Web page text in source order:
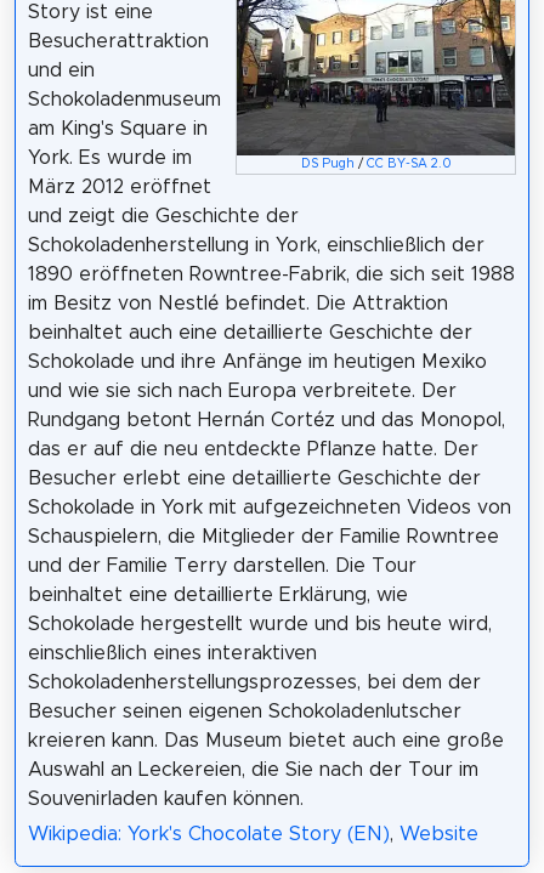
DS Pugh / CC BY-SA 2.0
Story ist eine
Besucherattraktion
und ein
Schokoladenmuseum
am King's Square in
York. Es wurde im
März 2012 eröffnet
und zeigt die Geschichte der
Schokoladenherstellung in York, einschließlich der
1890 eröffneten Rowntree-Fabrik, die sich seit 1988
im Besitz von Nestlé befindet. Die Attraktion
beinhaltet auch eine detaillierte Geschichte der
Schokolade und ihre Anfänge im heutigen Mexiko
und wie sie sich nach Europa verbreitete. Der
Rundgang betont Hernán Cortéz und das Monopol,
das er auf die neu entdeckte Pflanze hatte. Der
Besucher erlebt eine detaillierte Geschichte der
Schokolade in York mit aufgezeichneten Videos von
Schauspielern, die Mitglieder der Familie Rowntree
und der Familie Terry darstellen. Die Tour
beinhaltet eine detaillierte Erklärung, wie
Schokolade hergestellt wurde und bis heute wird,
einschließlich eines interaktiven
Schokoladenherstellungsprozesses, bei dem der
Besucher seinen eigenen Schokoladenlutscher
kreieren kann. Das Museum bietet auch eine große
Auswahl an Leckereien, die Sie nach der Tour im
Souvenirladen kaufen können.
Wikipedia: York's Chocolate Story (EN), Website